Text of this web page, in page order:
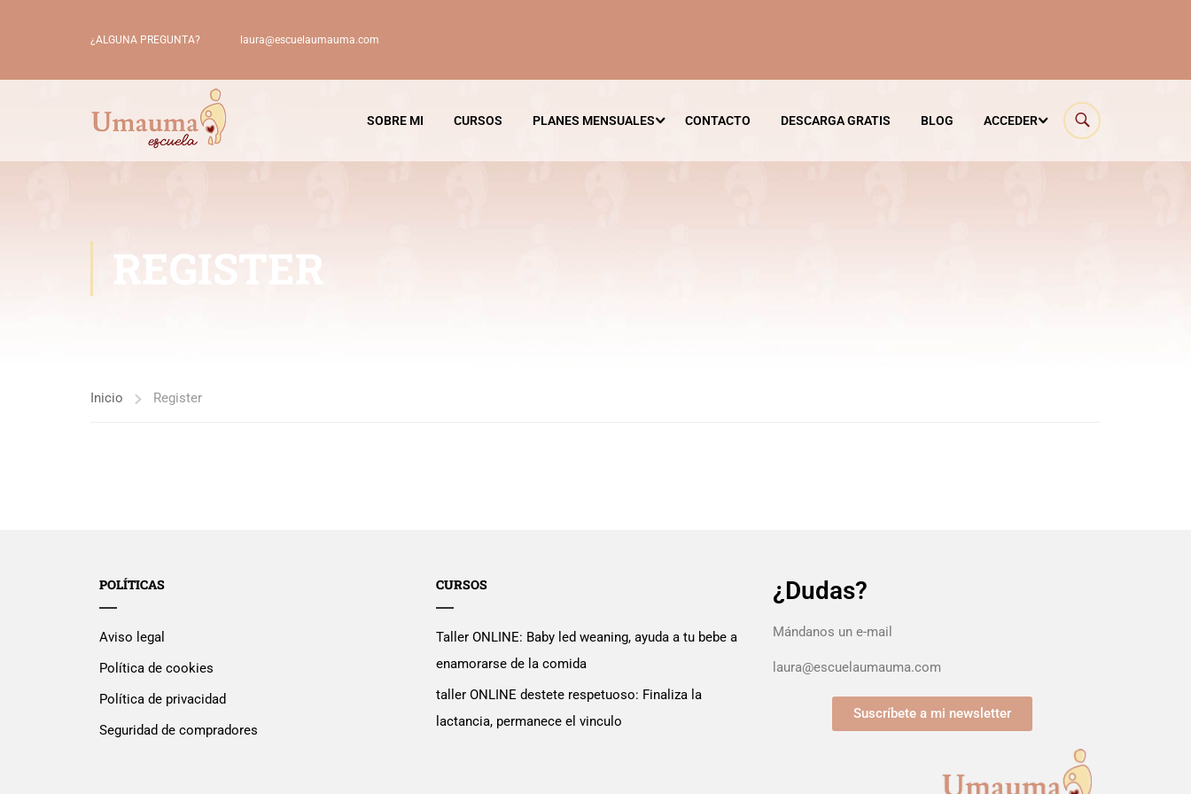
¿ALGUNA PREGUNTA? laura@escuelaumauma.com
SOBRE MI CURSOS PLANES MENSUALES CONTACTO DESCARGA GRATIS BLOG ACCEDER
REGISTER
Inicio Register
POLÍTICAS
Aviso legal
Política de cookies
Política de privacidad
Seguridad de compradores
CURSOS
Taller ONLINE: Baby led weaning, ayuda a tu bebe a
enamorarse de la comida
taller ONLINE destete respetuoso: Finaliza la
lactancia, permanece el vinculo
¿Dudas?
Mándanos un e-mail
laura@escuelaumauma.com
Suscríbete a mi newsletter